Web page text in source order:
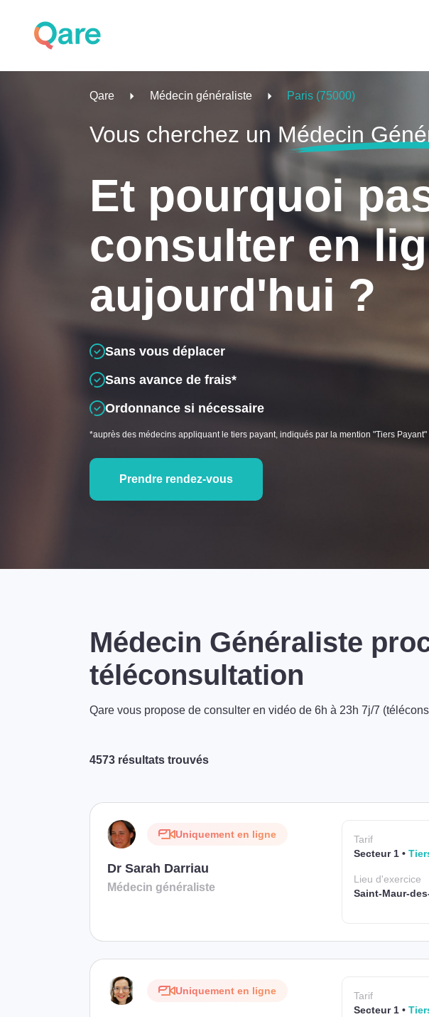
Qare Médecin généraliste Paris (75000)
Vous cherchez un Médecin
Et pourquoi
consulter en
aujourd'hui ?
Sans vous déplacer
Sans avance de frais*
Ordonnance si nécessaire
*auprès des médecins appliquant le tiers payant, indiqués par la mention "Tiers Payant"
Prendre rendez-vous
Médecin Généraliste
téléconsultation
Qare vous propose de consulter en vidéo de 6h à 23h 7j/7
4573 résultats trouvés
Uniquement en ligne
Dr Sarah Darriau
Médecin généraliste
Tarif
Secteur 1
Lieud'exercice
Saint-Maur-
Uniquement en ligne
Tarif
Secteur 1